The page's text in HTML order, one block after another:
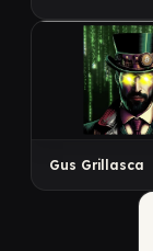
Gus Grillasca